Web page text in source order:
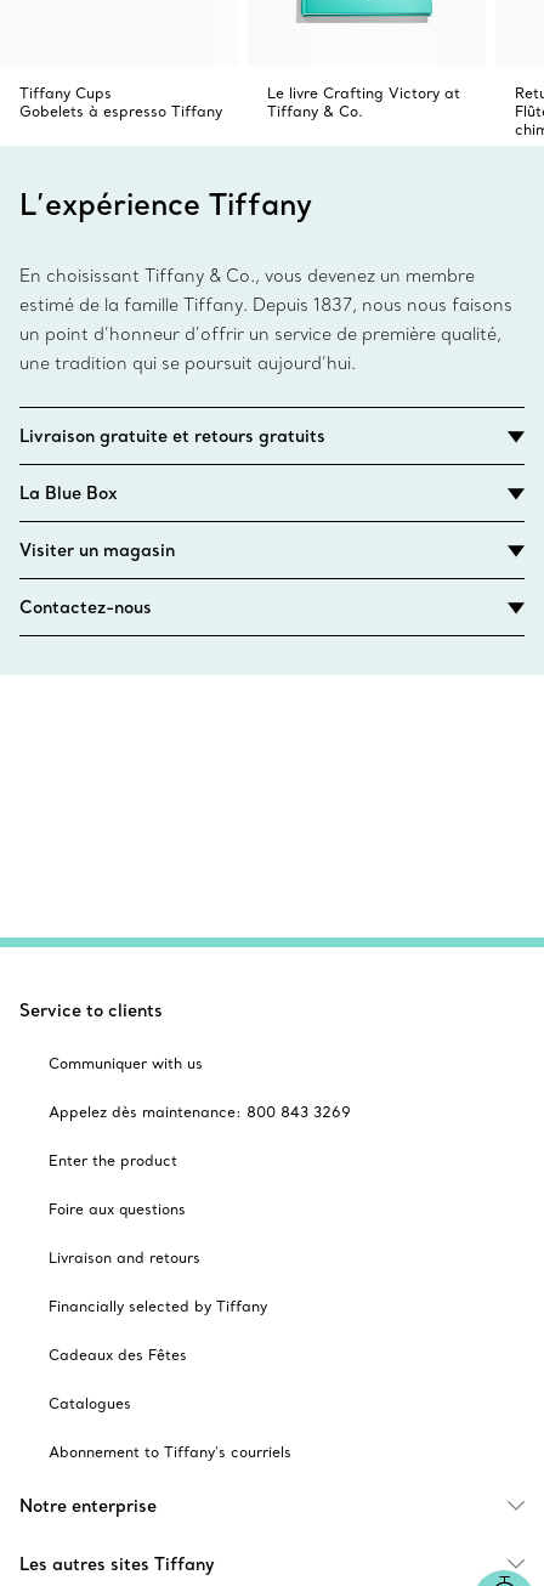
Tiffany Cups
Gobelets à espresso Tiffany
Le livre Crafting Victory at
Tiffany & Co.
L’expérience Tiffany
En choisissant Tiffany & Co., vous devenez un membre
estimé de la famille Tiffany. Depuis 1837, nous nous faisons
un point d’honneur d’offrir un service de première qualité,
une tradition qui se poursuit aujourd’hui.
Livraison gratuite et retours gratuits
La Blue Box
Visiter un magasin
Contactez-nous
Service to clients
Communiquer with us
Appelez dès maintenance: 800 843 3269
Enter the product
Foire aux questions
Livraison and retours
Financially selected by Tiffany
Cadeaux des Fêtes
Catalogues
Abonnement to Tiffany's courriels
Notre enterprise
Les autres sites Tiffany